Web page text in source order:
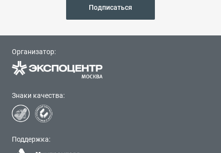
Подписаться
Организатор:
Знаки качества:
Поддержка: